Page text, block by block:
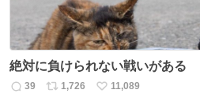
絶対に負けられない戦いがある
返
39
リ
1,726
い
11,089